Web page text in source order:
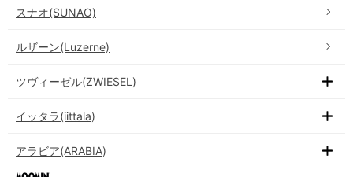
スナオ(SUNAO)
ルザーン(Luzerne)
ツヴィーゼル(ZWIESEL)
イッタラ(iittala)
アラビア(ARABIA)